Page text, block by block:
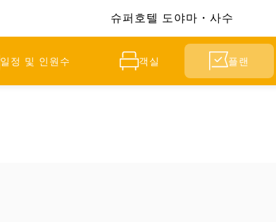
슈퍼호텔 도야마・사수
일정 및 인원수 객실 플랜